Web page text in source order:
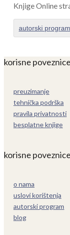
Knjige Online
autorski program
korisne poveznice
preuzimanje
tehnička podrška
pravila privatnosti
besplatne knjige
korisne poveznice
o nama
uslovi korištenja
autorski program
blog